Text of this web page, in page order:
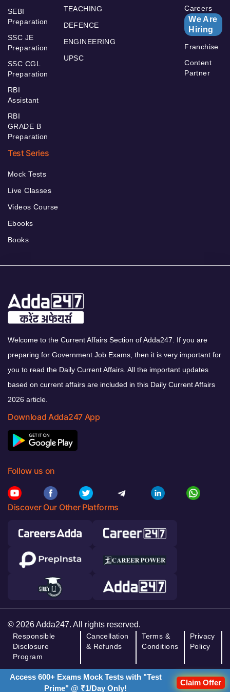
SEBI
Preparation
SSC JE
Preparation
SSC CGL
Preparation
RBI
Assistant
RBI
GRADE B
Preparation
TEACHING
DEFENCE
ENGINEERING
UPSC
Careers
We Are
Hiring
Franchise
Content
Partner
Test Series
Mock Tests
Live Classes
Videos Course
Ebooks
Books
Welcome to the Current Affairs Section of Adda247. If you are
preparing for Government Job Exams, then it is very important for
you to read the Daily Current Affairs. All the important updates
based on current affairs are included in this Daily Current Affairs
2026 article.
Download Adda247 App
Follow us on
Discover Our Other Platforms
© 2026 Adda247. All rights reserved.
Responsible
Disclosure
Program
Cancellation
& Refunds
Terms &
Conditions
Privacy
Policy
Access 600+ Exams Mock Tests with "Test
Prime" @ ₹1/Day Only!
Claim Offer